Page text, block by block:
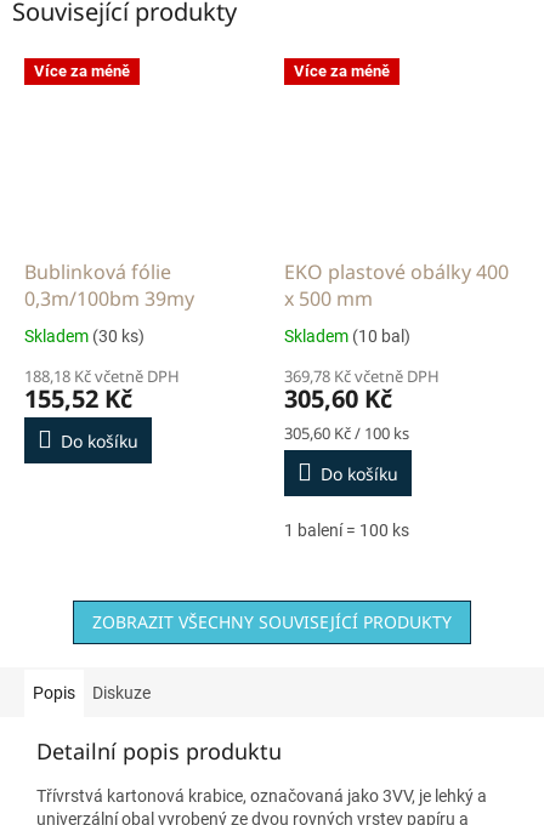
Související produkty
Více za méně
Bublinková fólie
0,3m/100bm 39my
Skladem (30 ks)
188,18 Kč včetně DPH
155,52 Kč
Do košíku
Více za méně
EKO plastové obálky 400
x 500 mm
Skladem (10 bal)
369,78 Kč včetně DPH
305,60 Kč
Měrná
cena:
305,60 Kč / 100 ks
Do košíku
1 balení = 100 ks
ZOBRAZIT VŠECHNY SOUVISEJÍCÍ PRODUKTY
Popis Diskuze
Detailní popis produktu
Třívrstvá kartonová krabice, označovaná jako 3VV, je lehký a
univerzální obal vyrobený ze dvou rovných vrstev papíru a